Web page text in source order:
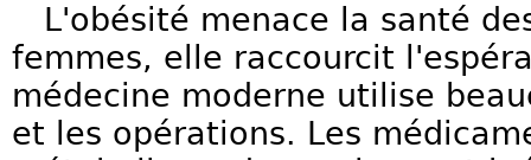
L'obésité menace la santé
femmes, elle raccourcit
médecine moderne utilise
et les opérations. Les